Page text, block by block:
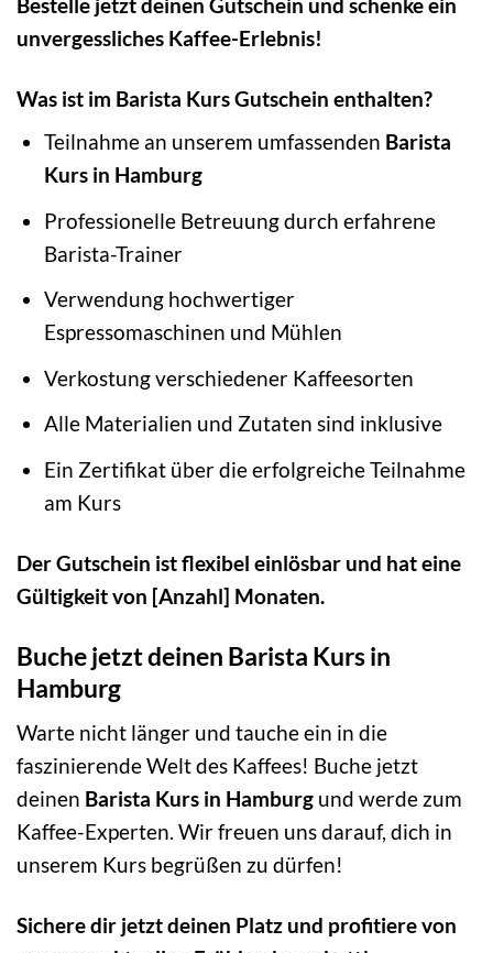
unvergessliches Kaffee-Erlebnis!
Was ist im Barista Kurs Gutschein enthalten?
Teilnahme an unserem umfassenden Barista
Kurs in Hamburg
Professionelle Betreuung durch erfahrene
Barista-Trainer
Verwendung hochwertiger
Espressomaschinen und Mühlen
Verkostung verschiedener Kaffeesorten
Alle Materialien und Zutaten sind inklusive
Ein Zertifikat über die erfolgreiche Teilnahme
am Kurs
Der Gutschein ist flexibel einlösbar und hat eine
Gültigkeit von [Anzahl] Monaten.
Buche jetzt deinen Barista Kurs in
Hamburg
Warte nicht länger und tauche ein in die
faszinierende Welt des Kaffees! Buche jetzt
deinen Barista Kurs in Hamburg und werde zum
Kaffee-Experten. Wir freuen uns darauf, dich in
unserem Kurs begrüßen zu dürfen!
Sichere dir jetzt deinen Platz und profitiere von